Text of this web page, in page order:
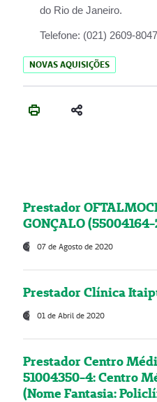
do Rio de Janeiro.
Telefone: (021) 2609-8047
NOVAS AQUISIÇÕES
Prestador
GONÇALO
07 de Agosto de 2020
Prestador Clínica
01 de Abril de 2020
Prestador Centro
51004350-4: Centro
(Nome Fantasia: